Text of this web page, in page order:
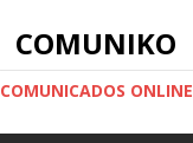
COMUNIKO
COMUNICADOS ONLINE